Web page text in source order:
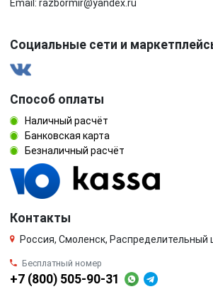
Email: razbormir@yandex.ru
Социальные сети и
Способ оплаты
Наличный расчёт
Банковская карта
Безналичный расчёт
Контакты
Россия, Смоленск, Распределительный
Бесплатный номер
+7 (800) 505-90-31